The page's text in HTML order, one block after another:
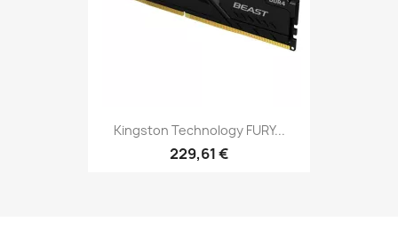
Kingston Technology FURY...
229,61 €